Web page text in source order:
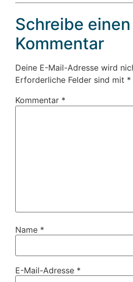
Schreibe einen
Kommentar
Deine E-Mail-Adresse wird
Erforderliche Felder sind mit *
Kommentar *
Name *
E-Mail-Adresse *